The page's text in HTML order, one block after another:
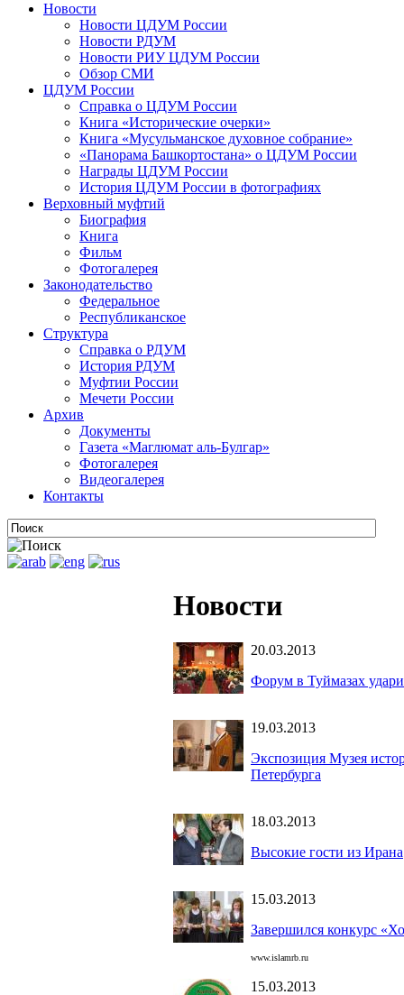
Новости
Новости ЦДУМ России
Новости РДУМ
Новости РИУ ЦДУМ России
Обзор СМИ
ЦДУМ России
Справка о ЦДУМ России
Книга «Исторические очерки»
Книга «Мусульманское духовное собрание»
«Панорама Башкортостана» о ЦДУМ России
Награды ЦДУМ России
История ЦДУМ России в фотографиях
Верховный муфтий
Биография
Книга
Фильм
Фотогалерея
Законодательство
Федеральное
Республиканское
Структура
Справка о РДУМ
История РДУМ
Муфтии России
Мечети России
Архив
Документы
Газета «Маглюмат аль-Булгар»
Фотогалерея
Видеогалерея
Контакты
Новости
20.03.2013
Форум в Туймазах
19.03.2013
Экспозиция Музея
Петербурга
18.03.2013
Высокие гости из Ирана
15.03.2013
Завершился конкурс
www.islamrb.ru
15.03.2013